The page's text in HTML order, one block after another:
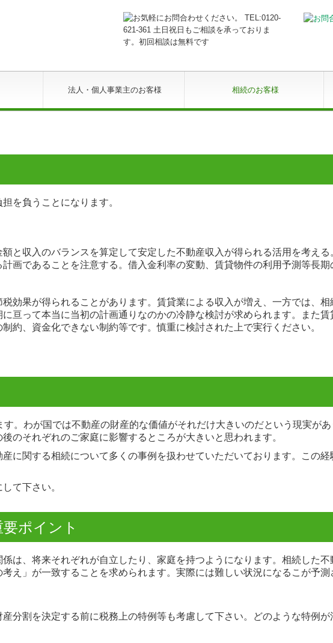
法人・個人事業主のお客様 相続のお客様
を負うことになります。
と収入のバランスを算定して安定した不動産収入が得られる活用を考え
画であることを注意する。借入金利率の変動、賃貸物件の利用予測等長期
効果が得られることがあります。賃貸業による収入が増え、一方では、
亘って本当に当初の計画通りなのかの冷静な検討が求められます。また
約、資金化できない制約等です。慎重に検討された上で実行ください。
。わが国では不動産の財産的な価値がそれだけ大きいのだという現実が
のそれぞれのご家庭に影響するところが大きいと思われます。
に関する相続について多くの事例を扱わせていただいております。この
て下さい。
ポイント
は、将来それぞれが自立したり、家庭を持つようになります。相続した
え」が一致することを求められます。実際には難しい状況になるこが予
分割を決定する前に税務上の特例等も考慮して下さい。どのような特例